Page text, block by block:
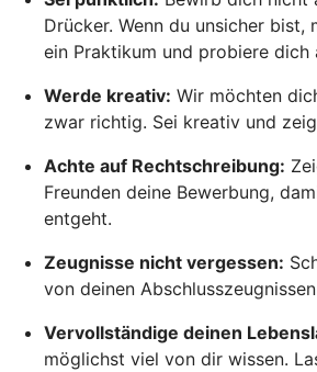
Drücker. Wenn du unsicher bist,
ein Praktikum und probiere dich
Werde kreativ: Wir möchten
zwar richtig. Sei kreativ und
Achte auf Rechtschreibung:
Freunden deine Bewerbung,
entgeht.
Zeugnisse nicht vergessen:
von deinen
Vervollständige deinen
möglichst viel von dir wissen.